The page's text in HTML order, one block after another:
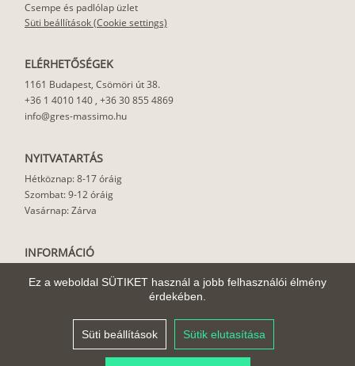
Ez a weboldal SÜTIKET használ a jobb felhasználói élmény
érdekében.
Süti beállítások Sütik elutasítása
Csempe és padlólap üzlet
Süti beállítások (Cookie settings)
ELÉRHETŐSÉGEK
1161 Budapest, Csömöri út 38.
+36 1 4010 140 , +36 30 855 4869
info@gres-massimo.hu
NYITVATARTÁS
Hétköznap: 8-17 óráig
Szombat: 9-12 óráig
Vasárnap: Zárva
INFORMÁCIÓ
Felhasználási javaslat